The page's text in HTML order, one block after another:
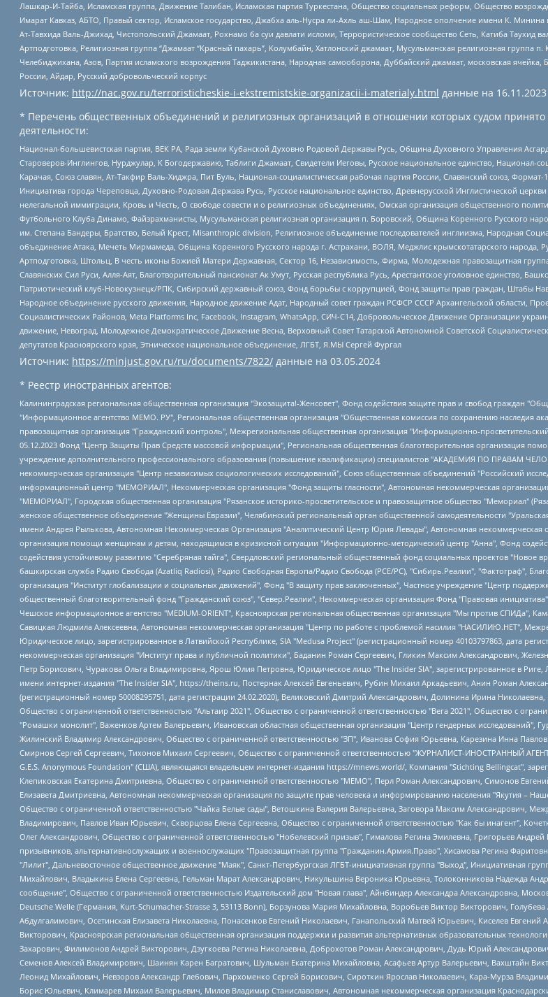
Лашкар-И-Тайба, Исламская группа, Движение Талибан, Исламская партия Туркестана, Общество социальных реформ, Общество
Имарат Кавказ, АБТО, Правый сектор, Исламское государство, Джабха аль-Нусра ли-Ахль аш-Шам, Народное ополчение имени К.
Ат-Тавхида Валь-Джихад, Чистопольский Джамаат, Рохнамо ба суи давлати исломи, Террористическое сообщество Сеть, Катиба
Артподготовка, Религиозная группа “Джамаат “Красный пахарь”, Колумбайн, Хатлонский джамаат, Мусульманская религиозная
Челебиджихана, Азов, Партия исламского возрождения Таджикистана, Народная самооборона, Дуббайский джамаат, московская
России, Айдар, Русский добровольческий корпус
Источник: http://nac.gov.ru/terroristicheskie-i-ekstremistskie-organizacii-i-materialy.html данные на 16.11.2023
* Перечень общественных объединений и религиозных организаций в отношении которых судом
деятельности:
Национал-большевистская партия, ВЕК РА, Рада земли Кубанской Духовно Родовой Державы Русь, Община Духовного Управления
Староверов-Инглингов, Нурджулар, К Богодержавию, Таблиги Джамаат, Свидетели Иеговы, Русское национальное единство,
Карачая, Союз славян, Ат-Такфир Валь-Хиджра, Пит Буль, Национал-социалистическая рабочая партия России, Славянский союз,
Инициатива города Череповца, Духовно-Родовая Держава Русь, Русское национальное единство, Древнерусской Инглистической
нелегальной иммиграции, Кровь и Честь, О свободе совести и о религиозных объединениях, Омская организация общественного
Футбольного Клуба Динамо, Файзрахманисты, Мусульманская религиозная организация п. Боровский, Община Коренного Русского
им. Степана Бандеры, Братство, Белый Крест, Misanthropic division, Религиозное объединение последователей инглиизма, Народная
объединение Атака, Мечеть Мирмамеда, Община Коренного Русского народа г. Астрахани, ВОЛЯ, Меджлис крымскотатарского народа,
Артподготовка, Штольц, В честь иконы Божией Матери Державная, Сектор 16, Независимость, Фирма, Молодежная правозащитная
Славянских Сил Руси, Алля-Аят, Благотворительный пансионат Ак Умут, Русская республика Русь, Арестантское уголовное единство,
Патриотический клуб-Новокузнецк/РПК, Сибирский державный союз, Фонд борьбы с коррупцией, Фонд защиты прав граждан, Штабы
Народное объединение русского движения, Народное движение Адат, Народный совет граждан РСФСР СССР Архангельской области,
Социалистических Районов, Meta Platforms Inc, Facebook, Instagram, WhatsApp, СИЧ-С14, Добровольческое Движение Организации
движение, Невоград, Молодежное Демократическое Движение Весна, Верховный Совет Татарской Автономной Советской
депутатов Красноярского края, Этническое национальное объединение, ЛГБТ, Я.МЫ Сергей Фургал
Источник: https://minjust.gov.ru/ru/documents/7822/ данные на 03.05.2024
* Реестр иностранных агентов:
Калининградская региональная общественная организация "Экозащита!-Женсовет", Фонд содействия защите прав и свобод граждан "Общественный вердикт", Фонд "Институт Развития Свободы Информации", Частное учреждение "Информационное агентство МЕМО. РУ", Региональная общественная организация "Общественная комиссия по сохранению наследия академика Сахарова", Фонд поддержки свободы прессы, Санкт-Петербургская общественная правозащитная организация "Гражданский контроль", Межрегиональная общественная организация "Информационно-просветительский центр "Мемориал", Региональный Фонд "Центр Защиты Прав Средств Массовой Информации", с 05.12.2023 Фонд "Центр Защиты Прав Средств массовой информации", Региональная общественная благотворительная организация помощи беженцам и мигрантам "Гражданское содействие", Негосударственное образовательное учреждение дополнительного профессионального образования (повышение квалификации) специалистов "АКАДЕМИЯ ПО ПРАВАМ ЧЕЛОВЕКА", Свердловская региональная общественная организация "Сутяжник", Автономная некоммерческая организация "Центр независимых социологических исследований", Союз общественных объединений "Российский исследовательский центр по правам человека", Региональное общественное учреждение научно-информационный центр "МЕМОРИАЛ", Некоммерческая организация "Фонд защиты гласности", Автономная некоммерческая организация "Институт прав человека", Городская общественная организация "Екатеринбургское общество "МЕМОРИАЛ", Городская общественная организация "Рязанское историко-просветительское и правозащитное общество "Мемориал" (Рязанский Мемориал), Челябинский региональный орган общественной самодеятельности – женское общественное объединение "Женщины Евразии", Челябинский региональный орган общественной самодеятельности "Уральская правозащитная группа", Фонд содействия защите здоровья и социальной справедливости имени Андрея Рылькова, Автономная Некоммерческая Организация "Аналитический Центр Юрия Левады", Автономная некоммерческая организация социальной поддержки населения "Проект Апрель", Региональная общественная организация помощи женщинам и детям, находящимся в кризисной ситуации "Информационно-методический центр "Анна", Фонд содействия развитию массовых коммуникаций и правовому просвещению "Так-так-Так", Фонд содействия устойчивому развитию "Серебряная тайга", Свердловский региональный общественный фонд социальных проектов "Новое время", "Idel.Реалии", Кавказ.Реалии, Крым.Реалии, Телеканал Настоящее Время, Татаро-башкирская служба Радио Свобода (Azatliq Radiosi), Радио Свободная Европа/Радио Свобода (PCE/PC), "Сибирь.Реалии", "Фактограф", Благотворительный фонд помощи осужденным и их семьям, Автономная некоммерческая организация "Институт глобализации и социальных движений", Фонд "В защиту прав заключенных", Частное учреждение "Центр поддержки и содействия развитию средств массовой информации", Пензенский региональный общественный благотворительный фонд "Гражданский союз", "Север.Реалии", Некоммерческая организация Фонд "Правовая инициатива", Общество с ограниченной ответственностью "Радио Свободная Европа/Радио Свобода", Чешское информационное агентство "MEDIUM-ORIENT", Красноярская региональная общественная организация "Мы против СПИДа", Камалягин Денис Николаевич, Маркелов Сергей Евгеньевич, Пономарев Лев Александрович, Савицкая Людмила Алексеевна, Автономная некоммерческая организация "Центр по работе с проблемой насилия "НАСИЛИЮ.НЕТ", Межрегиональный профессиональный союз работников здравоохранения "Альянс врачей", Юридическое лицо, зарегистрированное в Латвийской Республике, SIA "Medusa Project" (регистрационный номер 40103797863, дата регистрации 10.06.2014), Некоммерческая организация "Фонд по борьбе с коррупцией", Автономная некоммерческая организация "Институт права и публичной политики", Баданин Роман Сергеевич, Гликин Максим Александрович, Железнова Мария Михайловна, Лукьянова Юлия Сергеевна, Маетная Елизавета Витальевна, Маняхин Петр Борисович, Чуракова Ольга Владимировна, Ярош Юлия Петровна, Юридическое лицо "The Insider SIA", зарегистрированное в Риге, Латвийская Республика (дата регистрации 26.06.2015), являющееся администратором доменного имени интернет-издания "The Insider SIA", https://theins.ru, Постернак Алексей Евгеньевич, Рубин Михаил Аркадьевич, Анин Роман Александрович, Юридическое лицо Istories fonds, зарегистрированное в Латвийской Республике (регистрационный номер 50008295751, дата регистрации 24.02.2020), Великовский Дмитрий Александрович, Долинина Ирина Николаевна, Мароховская Алеся Алексеевна, Шлейнов Роман Юрьевич, Шмагун Олеся Валентиновна, Общество с ограниченной ответственностью "Альтаир 2021", Общество с ограниченной ответственностью "Вега 2021", Общество с ограниченной ответственностью "Главный редактор 2021", Общество с ограниченной ответственностью "Ромашки монолит", Важенков Артем Валерьевич, Ивановская областная общественная организация "Центр гендерных исследований", Гурман Юрий Альбертович, Медиапроект "ОВД-Инфо", Егоров Владимир Владимирович, Жилинский Владимир Александрович, Общество с ограниченной ответственностью "ЗП", Иванова София Юрьевна, Карезина Инна Павловна, Кильтау Екатерина Викторовна, Петров Алексей Викторович, Пискунов Сергей Евгеньевич, Смирнов Сергей Сергеевич, Тихонов Михаил Сергеевич, Общество с ограниченной ответственностью "ЖУРНАЛИСТ-ИНОСТРАННЫЙ АГЕНТ", Арапова Галина Юрьевна, Вольтская Татьяна Анатольевна, Американская компания "Mason G.E.S. Anonymous Foundation" (США), являющаяся владельцем интернет-издания https://mnews.world/, Компания "Stichting Bellingcat", зарегистрированная в Нидерландах (дата регистрации 11.07.2018), Захаров Андрей Вячеславович, Клепиковская Екатерина Дмитриевна, Общество с ограниченной ответственностью "МЕМО", Перл Роман Александрович, Симонов Евгений Алексеевич, Соловьева Елена Анатольевна, Сотников Даниил Владимирович, Сурначева Елизавета Дмитриевна, Автономная некоммерческая